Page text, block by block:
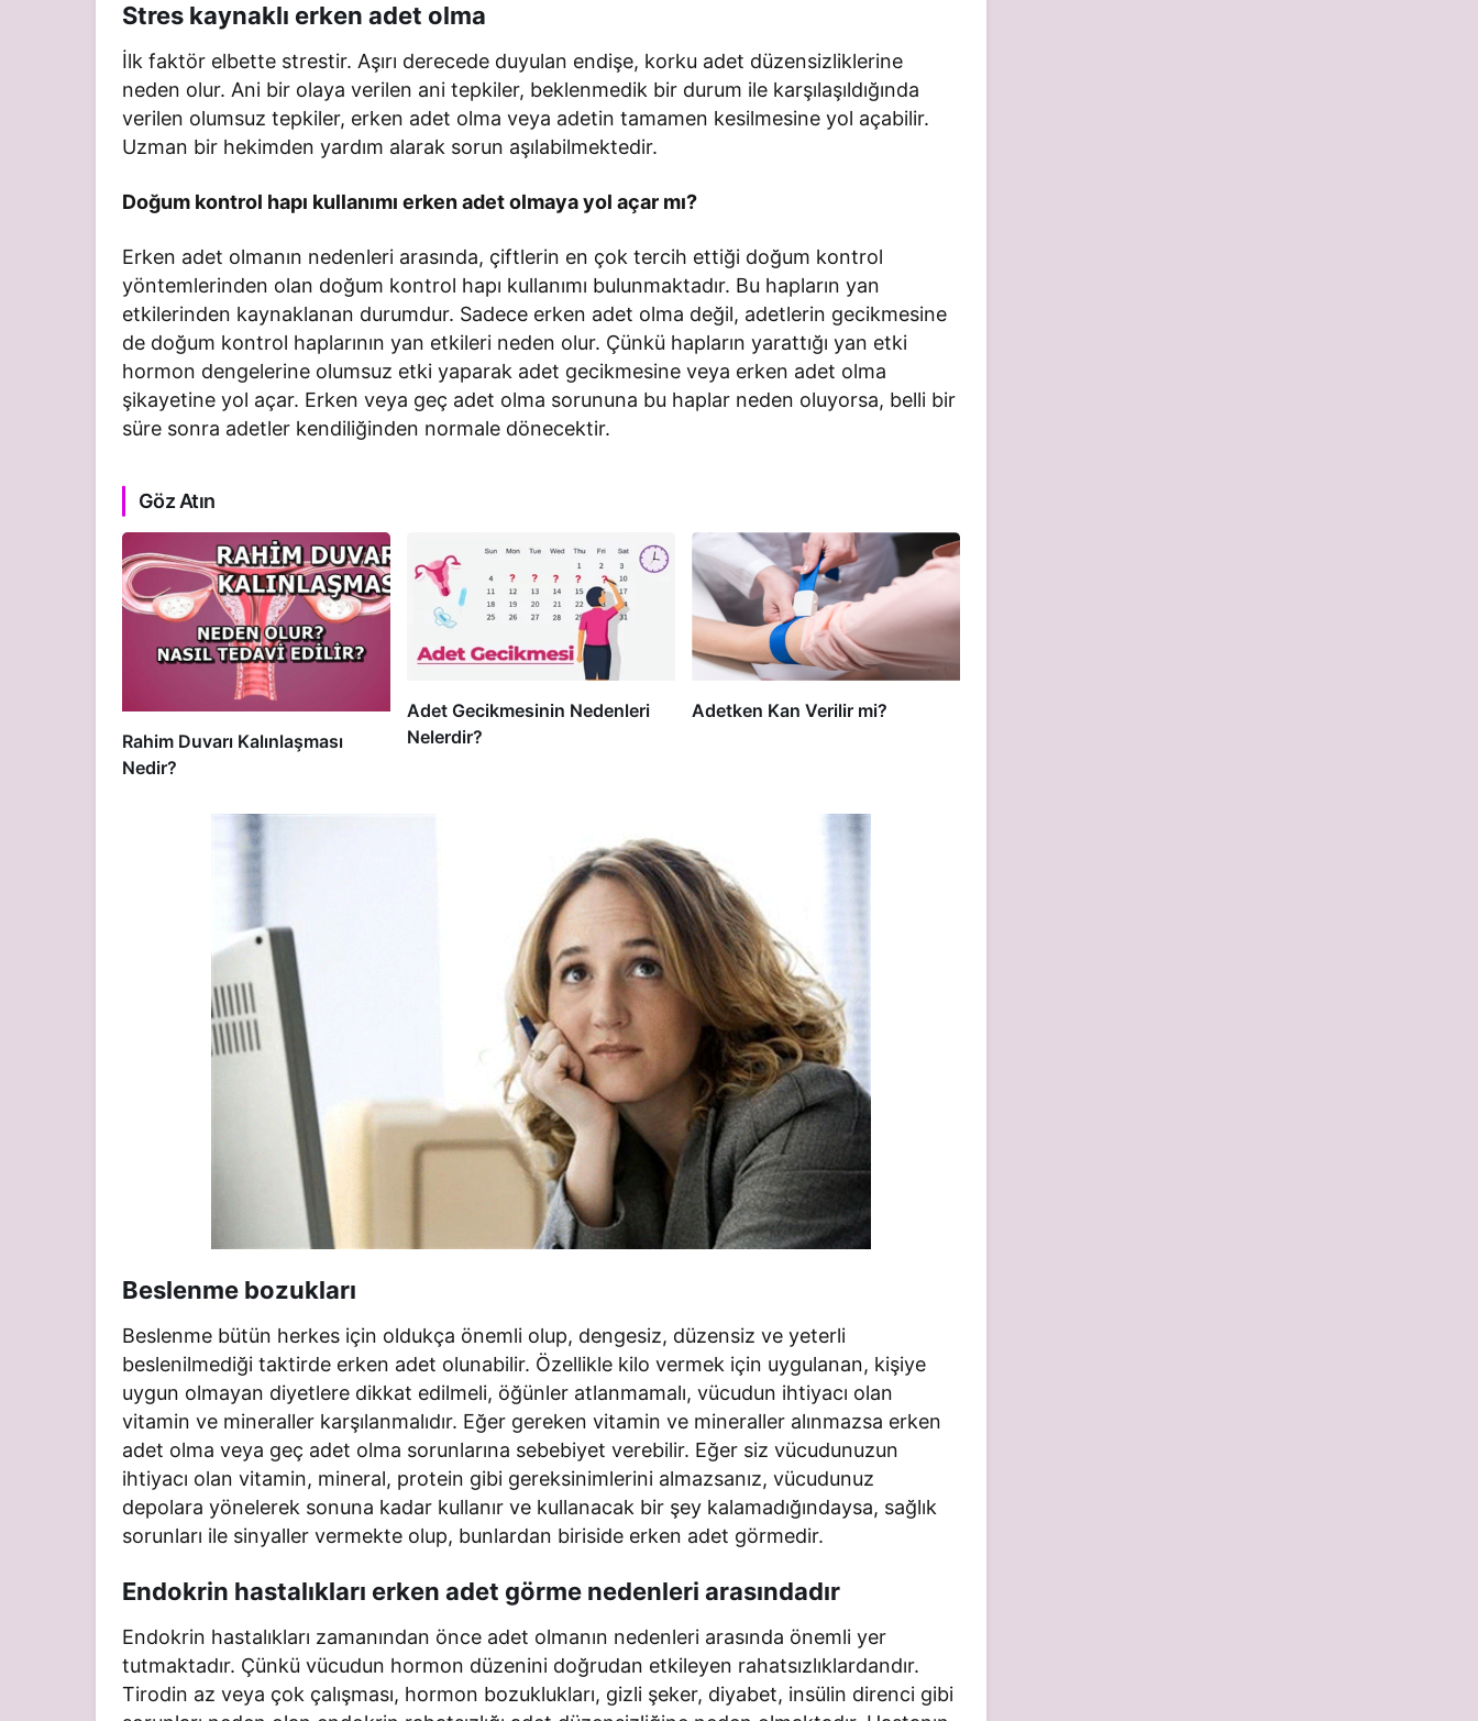
Stres kaynaklı erken adet olma
İlk faktör elbette strestir. Aşırı derecede duyulan endişe, korku adet düzensizliklerine
neden olur. Ani bir olaya verilen ani tepkiler, beklenmedik bir durum ile karşılaşıldığında
verilen olumsuz tepkiler, erken adet olma veya adetin tamamen kesilmesine yol açabilir.
Uzman bir hekimden yardım alarak sorun aşılabilmektedir.
Doğum kontrol hapı kullanımı erken adet olmaya yol açar mı?
Erken adet olmanın nedenleri arasında, çiftlerin en çok tercih ettiği doğum kontrol
yöntemlerinden olan doğum kontrol hapı kullanımı bulunmaktadır. Bu hapların yan
etkilerinden kaynaklanan durumdur. Sadece erken adet olma değil, adetlerin gecikmesine
de doğum kontrol haplarının yan etkileri neden olur. Çünkü hapların yarattığı yan etki
hormon dengelerine olumsuz etki yaparak adet gecikmesine veya erken adet olma
şikayetine yol açar. Erken veya geç adet olma sorununa bu haplar neden oluyorsa, belli bir
süre sonra adetler kendiliğinden normale dönecektir.
Göz Atın
Rahim Duvarı Kalınlaşması
Nedir?
Adet Gecikmesinin Nedenleri
Nelerdir?
Adetken Kan Verilir mi?
Beslenme bozukları
Beslenme bütün herkes için oldukça önemli olup, dengesiz, düzensiz ve yeterli
beslenilmediği taktirde erken adet olunabilir. Özellikle kilo vermek için uygulanan, kişiye
uygun olmayan diyetlere dikkat edilmeli, öğünler atlanmamalı, vücudun ihtiyacı olan
vitamin ve mineraller karşılanmalıdır. Eğer gereken vitamin ve mineraller alınmazsa erken
adet olma veya geç adet olma sorunlarına sebebiyet verebilir. Eğer siz vücudunuzun
ihtiyacı olan vitamin, mineral, protein gibi gereksinimlerini almazsanız, vücudunuz
depolara yönelerek sonuna kadar kullanır ve kullanacak bir şey kalamadığındaysa, sağlık
sorunları ile sinyaller vermekte olup, bunlardan biriside erken adet görmedir.
Endokrin hastalıkları erken adet görme nedenleri arasındadır
Endokrin hastalıkları zamanından önce adet olmanın nedenleri arasında önemli yer
tutmaktadır. Çünkü vücudun hormon düzenini doğrudan etkileyen rahatsızlıklardandır.
Tirodin az veya çok çalışması, hormon bozuklukları, gizli şeker, diyabet, insülin direnci gibi